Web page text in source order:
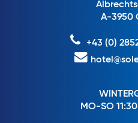
A-3950
+43 (0)
MO-SO